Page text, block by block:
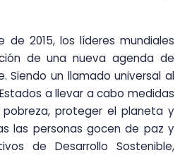
de 2015, los líderes mundiales
de una nueva agenda de
Siendo un llamado universal al
a llevar a cabo medidas
proteger el planeta y
las personas gocen de paz y
de Desarrollo Sostenible,